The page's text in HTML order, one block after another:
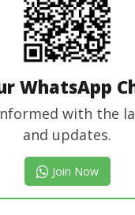
WhatsApp
with the
and updates.
Join Now